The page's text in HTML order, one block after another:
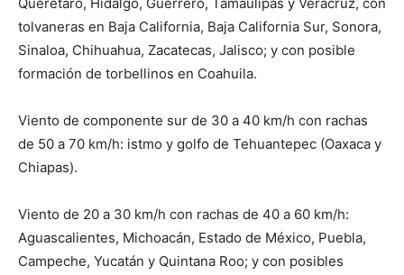
tolvaneras en Baja California, Baja California Sur, Sonora,
Sinaloa, Chihuahua, Zacatecas, Jalisco; y con posible
formación de torbellinos en Coahuila.
Viento de componente sur de 30 a 40 km/h con rachas
de 50 a 70 km/h: istmo y golfo de Tehuantepec (Oaxaca y
Chiapas).
Viento de 20 a 30 km/h con rachas de 40 a 60 km/h:
Aguascalientes, Michoacán, Estado de México, Puebla,
Campeche, Yucatán y Quintana Roo; y con posibles